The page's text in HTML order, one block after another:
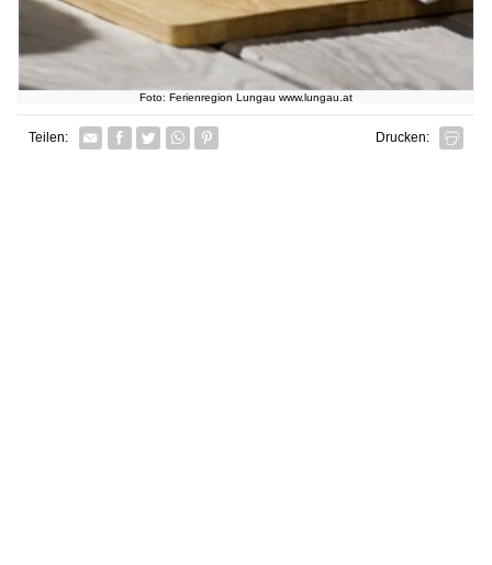
Foto: Ferienregion Lungau www.lungau.at
Teilen: Facebook
TwitterWhatsapp senden
Pin it Drucken: